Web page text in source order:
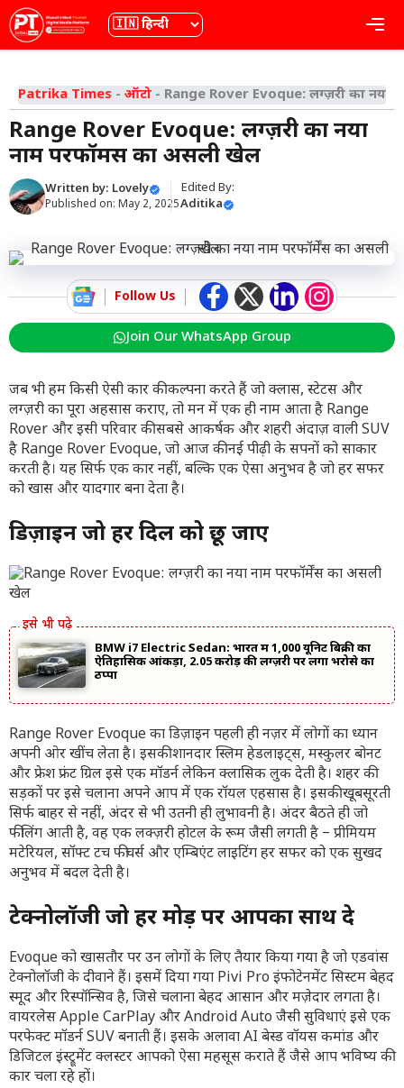
Skip
to
content
भाषा
Patrika Times - ऑटो - Range Rover Evoque: लग्ज़री का नया
Range Rover Evoque: लग्ज़री का नया
नाम परफॉर्मेंस का असली खेल
Written by: Lovely
Published on: May 2, 2025
Edited By:
Aditika
Follow Us
Join Our WhatsApp Group
जब भी हम किसी ऐसी कार की कल्पना करते हैं जो क्लास, स्टेटस और
लग्ज़री का पूरा अहसास कराए, तो मन में एक ही नाम आता है Range
Rover और इसी परिवार की सबसे आकर्षक और शहरी अंदाज़ वाली SUV
है Range Rover Evoque, जो आज की नई पीढ़ी के सपनों को साकार
करती है। यह सिर्फ एक कार नहीं, बल्कि एक ऐसा अनुभव है जो हर सफर
को खास और यादगार बना देता है।
डिज़ाइन जो हर दिल को छू जाए
BMW i7 Electric Sedan: भारत में 1,000 यूनिट बिक्री का
ऐतिहासिक आंकड़ा, ₹2.05 करोड़ की लग्ज़री पर लगा भरोसे का
ठप्पा
Range Rover Evoque का डिज़ाइन पहली ही नज़र में लोगों का ध्यान
अपनी ओर खींच लेता है। इसकी शानदार स्लिम हेडलाइट्स, मस्कुलर बोनट
और फ्रेश फ्रंट ग्रिल इसे एक मॉडर्न लेकिन क्लासिक लुक देती है। शहर की
सड़कों पर इसे चलाना अपने आप में एक रॉयल एहसास है। इसकी खूबसूरती
सिर्फ बाहर से नहीं, अंदर से भी उतनी ही लुभावनी है। अंदर बैठते ही जो
फीलिंग आती है, वह एक लक्ज़री होटल के रूम जैसी लगती है – प्रीमियम
मटेरियल, सॉफ्ट टच फीचर्स और एम्बिएंट लाइटिंग हर सफर को एक सुखद
अनुभव में बदल देती है।
टेक्नोलॉजी जो हर मोड़ पर आपका साथ दे
Evoque को खासतौर पर उन लोगों के लिए तैयार किया गया है जो एडवांस
टेक्नोलॉजी के दीवाने हैं। इसमें दिया गया Pivi Pro इंफोटेनमेंट सिस्टम बेहद
स्मूद और रिस्पॉन्सिव है, जिसे चलाना बेहद आसान और मज़ेदार लगता है।
वायरलेस Apple CarPlay और Android Auto जैसी सुविधाएं इसे एक
परफेक्ट मॉडर्न SUV बनाती हैं। इसके अलावा AI बेस्ड वॉयस कमांड और
डिजिटल इंस्ट्रूमेंट क्लस्टर आपको ऐसा महसूस कराते हैं जैसे आप भविष्य की
कार चला रहे हों।